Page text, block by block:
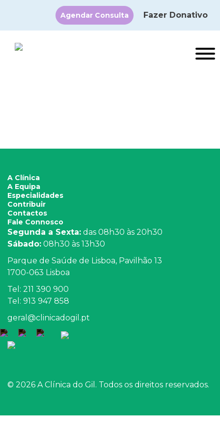
×
Agendar Consulta Fazer Donativo
A Clínica
A Equipa
Especialidades
Contribuir
Contactos
Fale Connosco
Segunda a Sexta: das 08h30 às 20h30
Sábado: 08h30 às 13h30
Parque de Saúde de Lisboa, Pavilhão 13
1700-063 Lisboa
Tel: 211 390 900
Tel: 913 947 858
geral@clinicadogil.pt
© 2026 A Clínica do Gil. Todos os direitos reservados.